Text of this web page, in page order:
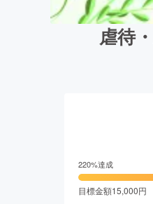
虐待
220%達成
目標金額15,000円